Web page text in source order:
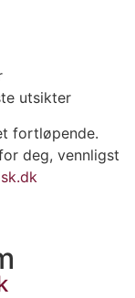
utsikter
fortløpende.
deg, vennligst